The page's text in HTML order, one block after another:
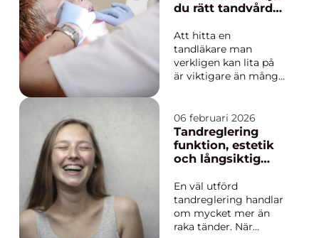
skillnad på
att lagra billig el
egenproduc...
du rätt tandvård
Att hitta en
tandläkare man
verkligen kan lita på
är viktigare än många
hur vi äter, hur vi
sover och hur vi
känner oss socialt. När
man söker Tandläkare
valet sällan bara om
pris eller läge. ...
06 februari 2026
Tandreglering
funktion, estetik
och långsiktig
En väl utförd
tandreglering handlar
om mycket mer än
raka tänder. När